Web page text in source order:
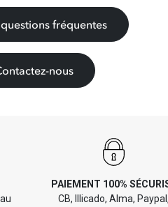
fréquentes
nous
PAIEMENT 100%
CB, Illicado, Alma, Paypal,